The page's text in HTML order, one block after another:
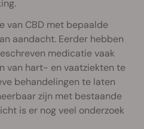
van CBD met bepaalde
aandacht. Eerder hebben
medicatie vaak
van hart- en vaatziekten te
behandelingen te laten
zijn met bestaande
is er nog veel onderzoek